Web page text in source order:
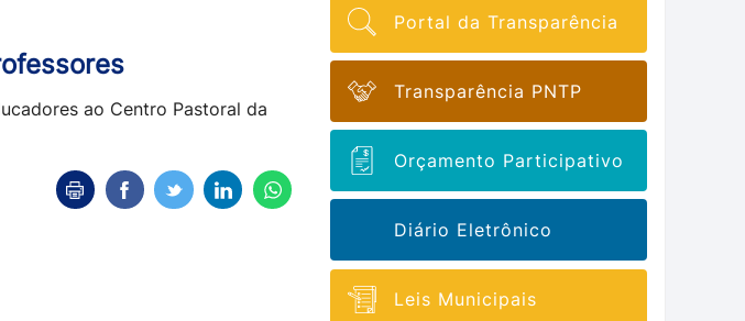
ao Centro Pastoral da
Portal da Transparência
Transparência PNTP
Orçamento Participativo
Diário Eletrônico
Leis Municipais